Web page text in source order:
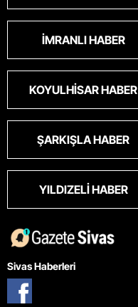
İMRANLI HABER
KOYULHISAR HABER
ŞARKIŞLA HABER
YILDIZELI HABER
Sivas Haberleri